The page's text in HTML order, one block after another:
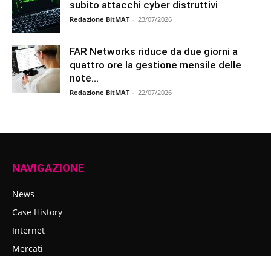
subito attacchi cyber distruttivi
Redazione BitMAT - 23/07/2026
FAR Networks riduce da due giorni a
quattro ore la gestione mensile delle
note...
Redazione BitMAT - 22/07/2026
NAVIGAZIONE
News
Case History
Internet
Mercati